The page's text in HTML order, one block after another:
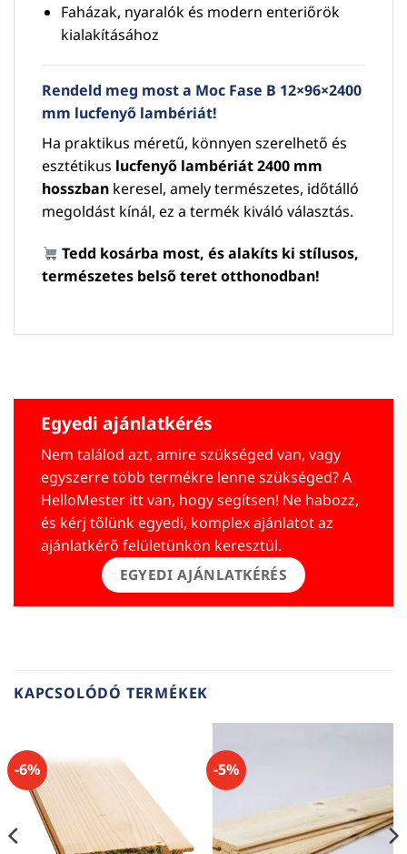
Faházak, nyaralók és modern enteriőrök
kialakításához
Rendeld meg most a Moc Fase B 12×96×2400
mm lucfenyő lambériát!
Ha praktikus méretű, könnyen szerelhető és
esztétikus lucfenyő lambériát 2400 mm
hosszban keresel, amely természetes, időtálló
megoldást kínál, ez a termék kiváló választás.
Tedd kosárba most, és alakíts ki stílusos,
természetes belső teret otthonodban!
Egyedi ajánlatkérés
Nem találod azt, amire szükséged van, vagy
egyszerre több termékre lenne szükséged? A
HelloMester itt van, hogy segítsen! Ne habozz,
és kérj tőlünk egyedi, komplex ajánlatot az
ajánlatkérő felületünkön keresztül.
EGYEDI AJÁNLATKÉRÉS
KAPCSOLÓDÓ TERMÉKEK
-6% -5%